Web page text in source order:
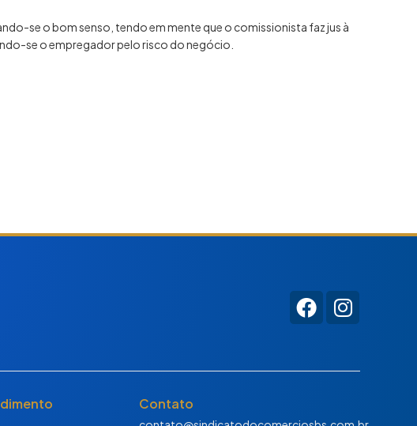
se o bom senso, tendo em mente que o comissionista faz jus à
se o empregador pelo risco do negócio.
Contato